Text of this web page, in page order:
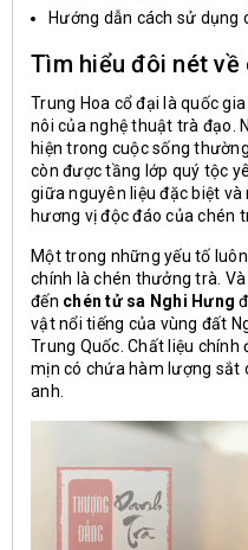
Hướng dẫn cách sử dụng
Tìm hiểu đôi nét
Trung Hoa cổ đại là quốc
nôi của nghệ thuật trà đạo.
hiện trong cuộc sống
còn được tầng lớp quý tộc
giữa nguyên liệu đặc biệt
hương vị độc đáo của chén
Một trong những yếu tố
chính là chén thưởng trà.
đến chén tử sa Nghi Hưng
vật nổi tiếng của vùng đất
Trung Quốc. Chất liệu chính
mịn có chứa hàm lượng sắt
anh.